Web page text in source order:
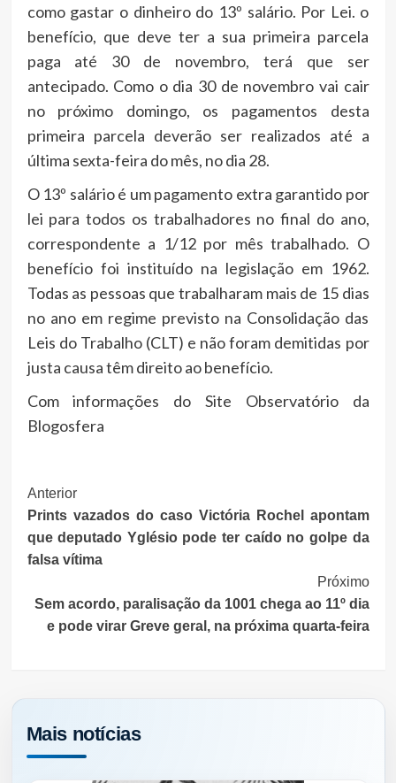
como gastar o dinheiro do 13º salário. Por Lei. o
benefício, que deve ter a sua primeira parcela
paga até 30 de novembro, terá que ser
antecipado. Como o dia 30 de novembro vai cair
no próximo domingo, os pagamentos desta
primeira parcela deverão ser realizados até a
última sexta-feira do mês, no dia 28.
O 13º salário é um pagamento extra garantido por
lei para todos os trabalhadores no final do ano,
correspondente a 1/12 por mês trabalhado. O
benefício foi instituído na legislação em 1962.
Todas as pessoas que trabalharam mais de 15 dias
no ano em regime previsto na Consolidação das
Leis do Trabalho (CLT) e não foram demitidas por
justa causa têm direito ao benefício.
Com informações do Site Observatório da
Blogosfera
Post
Navigation
Anterior
Prints vazados do caso Victória Rochel apontam
que deputado Yglésio pode ter caído no golpe da
falsa vítima
Próximo
Sem acordo, paralisação da 1001 chega ao 11º dia
e pode virar Greve geral, na próxima quarta-feira
Mais notícias